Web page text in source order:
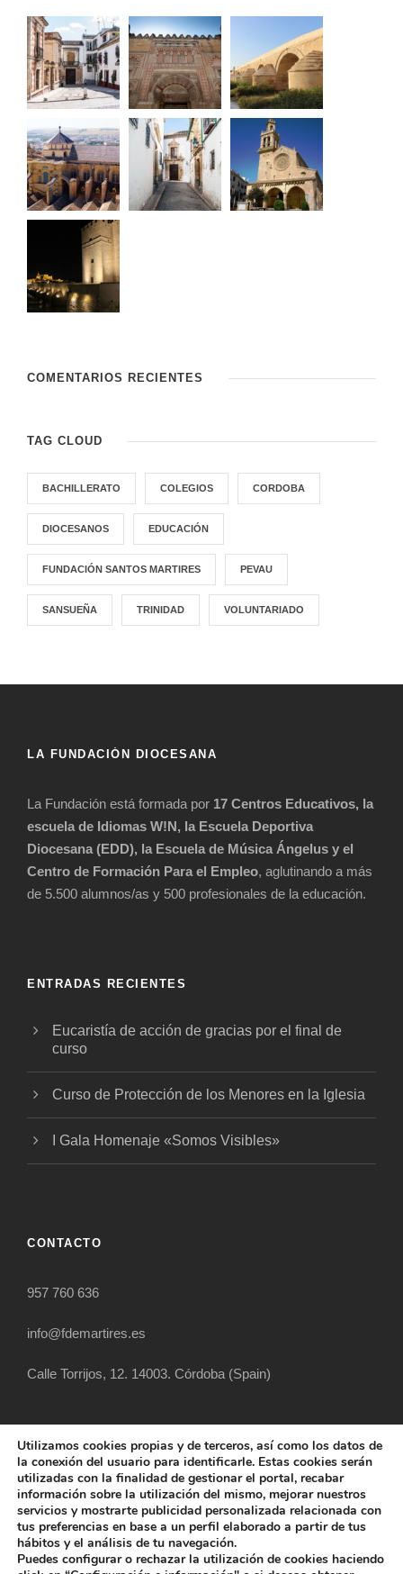
COMENTARIOS RECIENTES
TAG CLOUD
BACHILLERATO COLEGIOS CORDOBA
DIOCESANOS EDUCACIÓN
FUNDACIÓN SANTOS MARTIRES PEVAU
SANSUEÑA TRINIDAD VOLUNTARIADO
LA FUNDACIÓN DIOCESANA
La Fundación está formada por 17 Centros Educativos, la
escuela de Idiomas W!N, la Escuela Deportiva
Diocesana (EDD), la Escuela de Música Ángelus y el
Centro de Formación Para el Empleo, aglutinando a más
de 5.500 alumnos/as y 500 profesionales de la educación.
ENTRADAS RECIENTES
Eucaristía de acción de gracias por el final de
curso
Curso de Protección de los Menores en la Iglesia
I Gala Homenaje «Somos Visibles»
CONTACTO
957 760 636
info@fdemartires.es
Calle Torrijos, 12. 14003. Córdoba (Spain)
COPYRIGHT 2025 FUNDACIÓN DIOCESANA
SANTOS MÁRTIRES, ALL RIGHT RESERVED
Utilizamos cookies propias y de terceros, así como los datos de
la conexión del usuario para identificarle. Estas cookies serán
utilizadas con la finalidad de gestionar el portal, recabar
información sobre la utilización del mismo, mejorar nuestros
servicios y mostrarte publicidad personalizada relacionada con
tus preferencias en base a un perfil elaborado a partir de tus
hábitos y el análisis de tu navegación.
Puedes configurar o rechazar la utilización de cookies haciendo